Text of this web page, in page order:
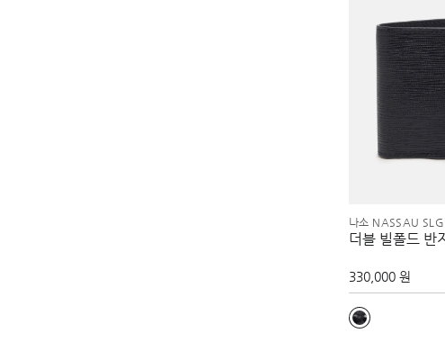
나소 NASSAU SLG
더블 빌폴드 반
330,000 원